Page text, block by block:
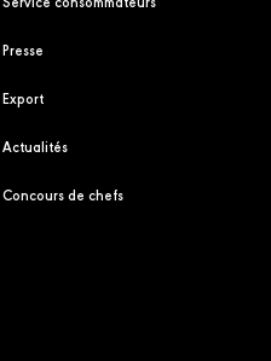
Presse
Export
Actualités
Concours de chefs